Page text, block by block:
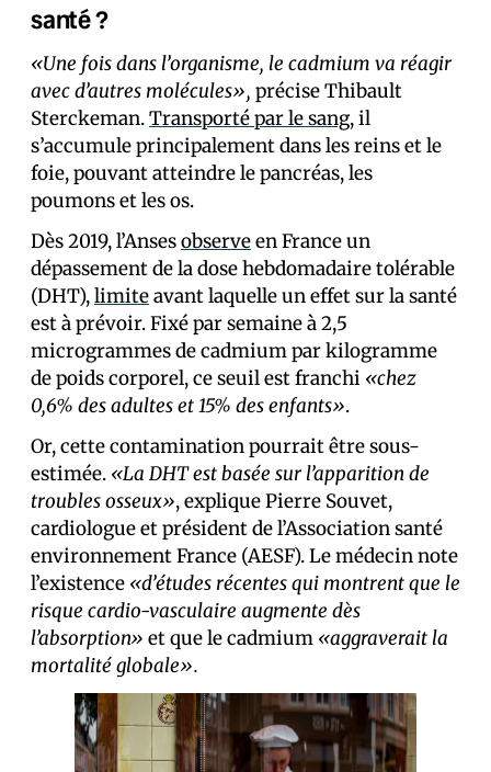
santé ?
«Une fois dans l’organisme, le cadmium va réagir
avec d’autres molécules», précise Thibault
Sterckeman.Transporté par le sang, il
s’accumule principalement dans les reins et le
foie, pouvant atteindre le pancréas, les
poumons et les os.
Dès 2019, l’Ansesobserveen France un
dépassement de la dose hebdomadaire tolérable
(DHT),limiteavant laquelle un effet sur la santé
est à prévoir. Fixé par semaine à 2,5
microgrammes de cadmium par kilogramme
de poids corporel, ce seuil est franchi «chez
0,6% des adultes et 15% des enfants».
Or, cette contamination pourrait être sous-
estimée. «La DHT est basée sur l’apparition de
troubles osseux», explique Pierre Souvet,
cardiologue et président de l’Association santé
environnement France (AESF). Le médecin note
l’existence «d’études récentes qui montrent que le
risque cardio-vasculaire augmente dès
l’absorption» et que le cadmium «aggraverait la
mortalité globale».